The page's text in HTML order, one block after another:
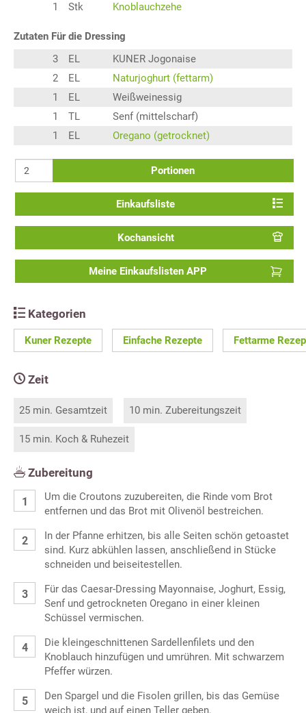
1
Stk Knoblauchzehe
Zutaten Für die Dressing
3
EL
KUNER Jogonaise
2
EL
Naturjoghurt (fettarm)
1
EL
Weißweinessig
1
TL
Senf (mittelscharf)
1
EL Oregano (getrocknet)
Portionen
Einkaufsliste
Kochansicht
Meine Einkaufslisten APP
Kategorien
Kuner Rezepte Einfache Rezepte Fettarme
Zeit
25 min. Gesamtzeit 10 min. Zubereitungszeit
15 min. Koch & Ruhezeit
Zubereitung
Um die Croutons zuzubereiten, die Rinde vom Brot
entfernen und das Brot mit Olivenöl bestreichen.
In der Pfanne erhitzen, bis alle Seiten schön getoastet
sind. Kurz abkühlen lassen, anschließend in Stücke
schneiden und beiseitestellen.
Für das Caesar-Dressing Mayonnaise, Joghurt, Essig,
Senf und getrockneten Oregano in einer kleinen
Schüssel vermischen.
Die kleingeschnittenen Sardellenfilets und den
Knoblauch hinzufügen und umrühren. Mit schwarzem
Pfeffer würzen.
Den Spargel und die Fisolen grillen, bis das Gemüse
weich ist, und auf einen Teller geben.